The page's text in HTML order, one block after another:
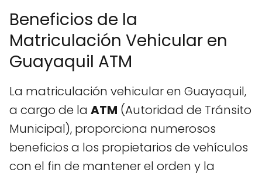
Beneficios de la
Matriculación Vehicular en
Guayaquil ATM
La matriculación vehicular en Guayaquil,
a cargo de la ATM (Autoridad de Tránsito
Municipal), proporciona numerosos
beneficios a los propietarios de vehículos
con el fin de mantener el orden y la